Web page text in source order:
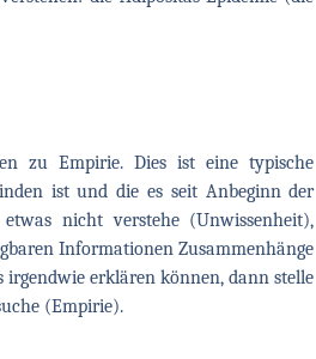
zu Empirie. Dies ist eine typische
ist und die es seit Anbeginn der
nicht verstehe (Unwissenheit),
Informationen Zusammenhänge
irgendwie erklären können, dann stelle
(Empirie).